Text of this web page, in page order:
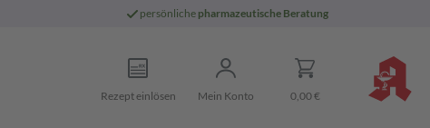
persönliche pharmazeutische Beratung
Rezept einlösen Mein Konto 0,00 €